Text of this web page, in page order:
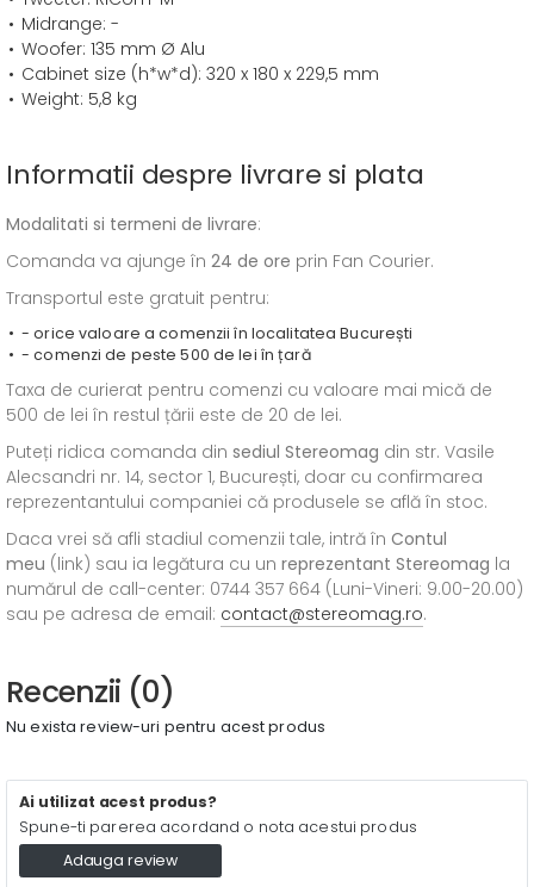
Midrange: -
Woofer: 135 mm Ø Alu
Cabinet size (h*w*d): 320 x 180 x 229,5 mm
Weight: 5,8 kg
Informatii despre livrare si plata
Modalitati si termeni de livrare:
Comanda va ajunge în 24 de ore prin Fan Courier.
Transportul este gratuit pentru:
- orice valoare a comenzii în localitatea București
- comenzi de peste 500 de lei în țară
Taxa de curierat pentru comenzi cu valoare mai mică de
500 de lei în restul țării este de 20 de lei.
Puteți ridica comanda din sediul Stereomag din str. Vasile
Alecsandri nr. 14, sector 1, București, doar cu confirmarea
reprezentantului companiei că produsele se află în stoc.
Daca vrei să afli stadiul comenzii tale, intră în Contul
meu (link) sau ia legătura cu un reprezentant Stereomag la
numărul de call-center: 0744 357 664 (Luni-Vineri: 9.00-20.00)
sau pe adresa de email: contact@stereomag.ro.
Recenzii (0)
Nu exista review-uri pentru acest produs
Ai utilizat acest produs?
Spune-ti parerea acordand o nota acestui produs
Adauga review